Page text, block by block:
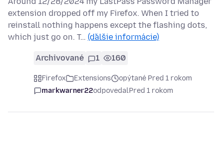
extension dropped off my Firefox. When I tried to
reinstall nothing happens except the flashing dots,
which just go on. T… (ďalšie informácie)
Archivované 1 160
Firefox Extensions
opýtané Pred 1 rokom
markwarner22odpovedalPred 1 rokom